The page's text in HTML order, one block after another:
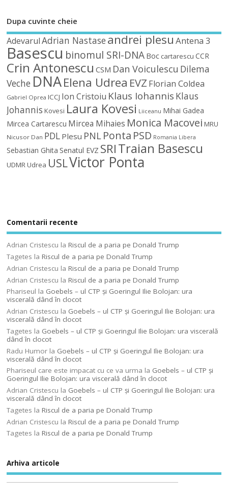
Dupa cuvinte cheie
Adevarul Adrian Nastase andrei plesu Antena 3
Basescu binomul SRI-DNA Boc cartarescu CCR
Crin Antonescu CSM Dan Voiculescu Dilema
Veche DNAElena Udrea EVZ Florian Coldea
Gabriel Oprea ICCJ Ion Cristoiu Klaus Iohannis Klaus
Johannis Kovesi Laura Kovesi Liiceanu Mihai Gadea
Mircea Cartarescu Mircea Mihaies Monica Macovei MRU
Nicusor Dan PDL Plesu PNL Ponta PSD Romania Libera
Sebastian Ghita Senatul EVZ SRITraian Basescu
UDMRUdrea USLVictor Ponta
Comentarii recente
Adrian Cristescu laRiscul de a paria pe Donald Trump
Tagetes laRiscul de a paria pe Donald Trump
Adrian Cristescu laRiscul de a paria pe Donald Trump
Adrian Cristescu laRiscul de a paria pe Donald Trump
Phariseul la Goebels – ul CTP şi Goeringul Ilie Bolojan: ura
viscerală dând în clocot
Adrian Cristescu la Goebels – ul CTP şi Goeringul Ilie Bolojan: ura
viscerală dând în clocot
Tagetes la Goebels – ul CTP şi Goeringul Ilie Bolojan: ura viscerală
dând în clocot
Radu Humor la Goebels – ul CTP şi Goeringul Ilie Bolojan: ura
viscerală dând în clocot
Phariseul care este impacat cu ce va urma la Goebels – ul CTP şi
Goeringul Ilie Bolojan: ura viscerală dând în clocot
Adrian Cristescu la Goebels – ul CTP şi Goeringul Ilie Bolojan: ura
viscerală dând în clocot
Tagetes laRiscul de a paria pe Donald Trump
Adrian Cristescu laRiscul de a paria pe Donald Trump
Tagetes laRiscul de a paria pe Donald Trump
Arhiva articole